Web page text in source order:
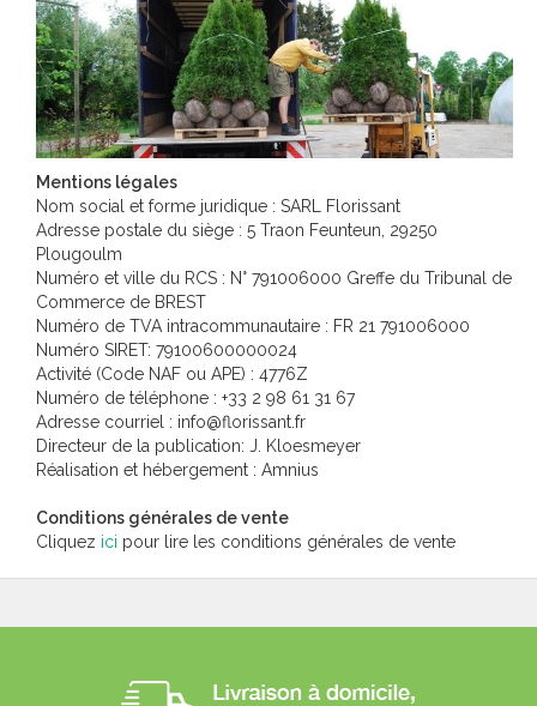
Mentions légales
Nom social et forme juridique : SARL Florissant
Adresse postale du siège : 5 Traon Feunteun, 29250
Plougoulm
Numéro et ville du RCS : N° 791006000 Greffe du Tribunal de
Commerce de BREST
Numéro de TVA intracommunautaire : FR 21 791006000
Numéro SIRET: 79100600000024
Activité (Code NAF ou APE) : 4776Z
Numéro de téléphone : +33 2 98 61 31 67
Adresse courriel : info@florissant.fr
Directeur de la publication: J. Kloesmeyer
Réalisation et hébergement : Amnius
Conditions générales de vente
Cliquez ici pour lire les conditions générales de vente